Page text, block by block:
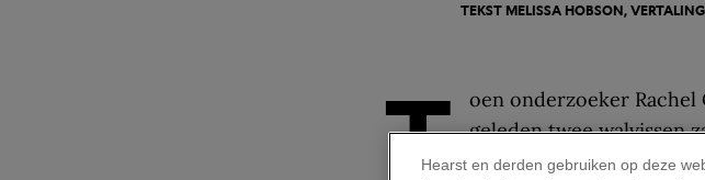
TEKST MELISSA HOBSON, VERTALING
T
oen onderzoeker
geleden twee walvissen
De jongste van de twee
Hearst en derden gebruiken op deze